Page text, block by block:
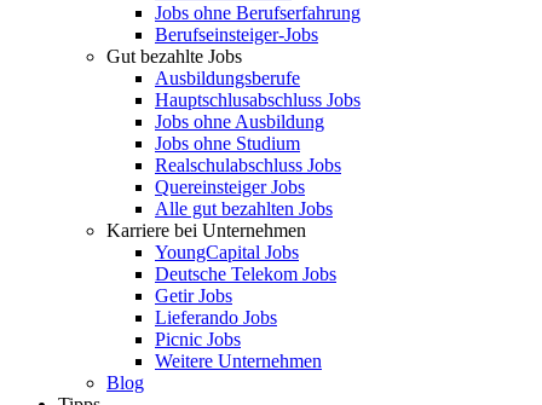
Jobs ohne Berufserfahrung
Berufseinsteiger-Jobs
Gut bezahlte Jobs
Ausbildungsberufe
Hauptschlusabschluss Jobs
Jobs ohne Ausbildung
Jobs ohne Studium
Realschulabschluss Jobs
Quereinsteiger Jobs
Alle gut bezahlten Jobs
Karriere bei Unternehmen
YoungCapital Jobs
Deutsche Telekom Jobs
Getir Jobs
Lieferando Jobs
Picnic Jobs
Weitere Unternehmen
Blog